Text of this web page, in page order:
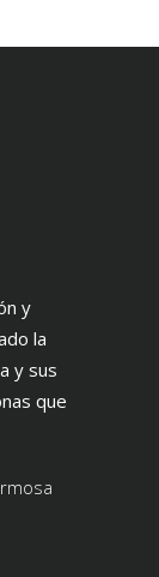
y
la
y sus
que